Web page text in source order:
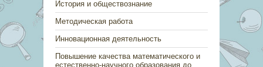
История и обществознание
Методическая работа
Инновационная деятельность
Повышение качества математического и
естественно-научного образования до